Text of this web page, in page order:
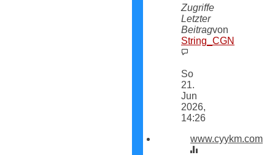
Zugriffe
Letzter
Beitragvon
String_CGN
Beitrag
So
21.
Jun
2026,
14:26
www.cyykm.com